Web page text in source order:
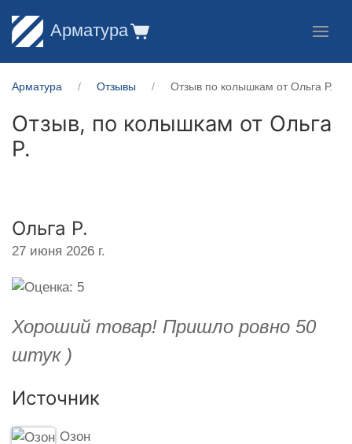
Арматура
Арматура Отзывы Отзыв по колышкам от Ольга Р.
Отзыв, по колышкам от Ольга
Р.
Ольга Р.
27 июня 2026 г.
Хороший товар! Пришло ровно 50
штук )
Источник
Озон